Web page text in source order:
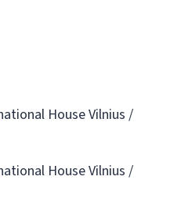
House Vilnius /
House Vilnius /